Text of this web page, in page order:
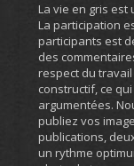
La vie en gris est
La participation
participants est
des
respect du travail
constructif, ce
argumentées.
publiez vos
publications,
un rythme